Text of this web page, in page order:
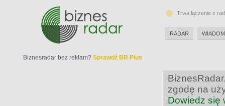
zgodę na
Dowiedz się
Biznesradar bez reklam? Sprawdź BR Plus
Trwa łączenie z
RADAR